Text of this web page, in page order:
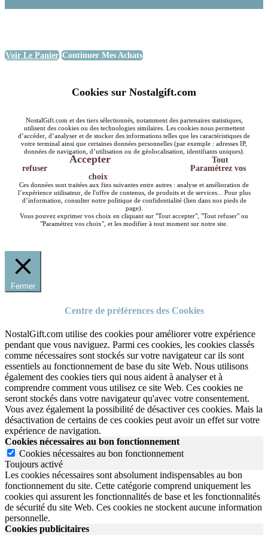
Voir Le Panier Continuer Mes Achats
Cookies sur Nostalgift.com
NostalGift.com et des tiers sélectionnés, notamment des partenaires statistiques,
utilisent des cookies ou des technologies similaires. Les cookies nous permettent
d’accéder, d’analyser et de stocker des informations telles que les caractéristiques de
votre terminal ainsi que certaines données personnelles (par exemple : adresses IP,
données de navigation, d’utilisation ou de géolocalisation, identifiants uniques).
Accepter
Tout
refuser
Paramétrez vos
choix
Ces données sont traitées aux fins suivantes entre autres : analyse et amélioration de
l’expérience utilisateur, de l'offre de contenus, de produits et de services... Pour plus
d’information, consulter notre politique de confidentialité (lien dans nos pieds de
page).
Vous pouvez exprimer vos choix en cliquant sur "Tout accepter", "Tout refuser" ou
"Paramétrez vos choix", et les modifier à tout moment sur notre site.
Fermer
Centre de préférences des Cookies
NostalGift.com utilise des cookies pour améliorer votre expérience
pendant que vous naviguez. Parmi ces cookies, les cookies classés
comme nécessaires sont stockés sur votre navigateur car ils sont
essentiels au fonctionnement de base du site Web. Nous utilisons
également des cookies tiers qui nous aident à analyser et à
comprendre comment vous utilisez ce site Web. Ces cookies ne
seront stockés dans votre navigateur qu'avec votre consentement.
Vous avez également la possibilité de désactiver ces cookies. Mais la
désactivation de certains de ces cookies peut avoir un effet sur votre
expérience de navigation.
Cookies nécessaires au bon fonctionnement
Cookies nécessaires au bon fonctionnement
Toujours activé
Les cookies nécessaires sont absolument indispensables au bon
fonctionnement du site. Cette catégorie comprend uniquement les
cookies qui assurent les fonctionnalités de base et les fonctionnalités
de sécurité du site Web. Ces cookies ne stockent aucune information
personnelle.
Cookies publicitaires